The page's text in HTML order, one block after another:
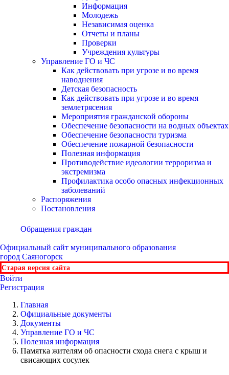
Информация
Молодежь
Независимая оценка
Отчеты и планы
Проверки
Учреждения культуры
Управление ГО и ЧС
Как действовать при угрозе и во время
наводнения
Детская безопасность
Как действовать при угрозе и во время
землетрясения
Мероприятия гражданской обороны
Обеспечение безопасности на водных объектах
Обеспечение безопасности туризма
Обеспечение пожарной безопасности
Полезная информация
Противодействие идеологии терроризма и
экстремизма
Профилактика особо опасных инфекционных
заболеваний
Распоряжения
Постановления
Обращения граждан
Официальный сайт муниципального образования
город Саяногорск
Старая версия сайта
Войти
Регистрация
Главная
Официальные документы
Документы
Управление ГО и ЧС
Полезная информация
Памятка жителям об опасности схода снега с крыш и
свисающих сосулек